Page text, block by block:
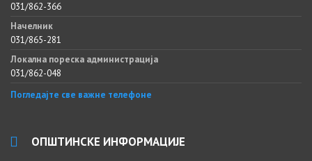
031/862-366
Начелник
031/865-281
Локална пореска администрација
031/862-048
Погледајте све важне телефоне
ОПШТИНСКЕ ИНФОРМАЦИЈЕ